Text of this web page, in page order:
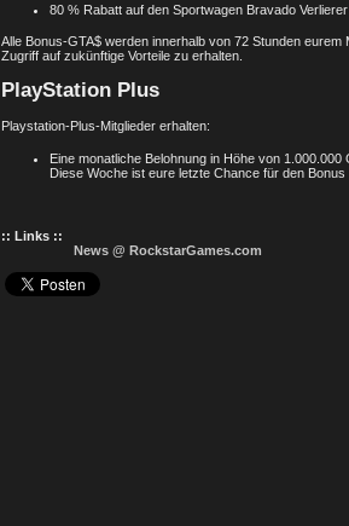
80 % Rabatt auf den Sportwagen Bravado Verlierer
Alle Bonus-GTA$ werden innerhalb von 72 Stunden
Zugriff auf zukünftige Vorteile zu erhalten.
PlayStation Plus
Playstation-Plus-Mitglieder erhalten:
Eine monatliche Belohnung in Höhe von
Diese Woche ist eure letzte Chance für den
:: Links ::
News @ RockstarGames.com